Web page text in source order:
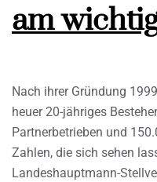
am
Nach ihrer Gründung
heuer 20-jähriges
Partnerbetrieben und
Zahlen, die sich sehen
Landeshauptmann-